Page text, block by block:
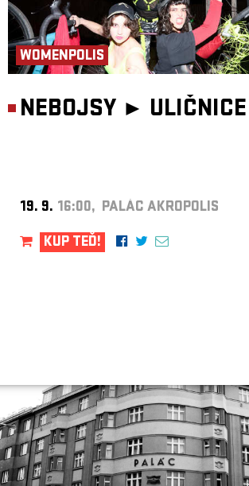
WOMENPOLIS
NEBOJSY ► ULIČNICE
19. 9. 16:00, PALÁC AKROPOLIS
KUP TEĎ!